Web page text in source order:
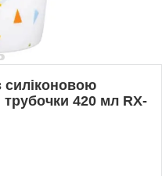
силіконовою
420 мл RX-